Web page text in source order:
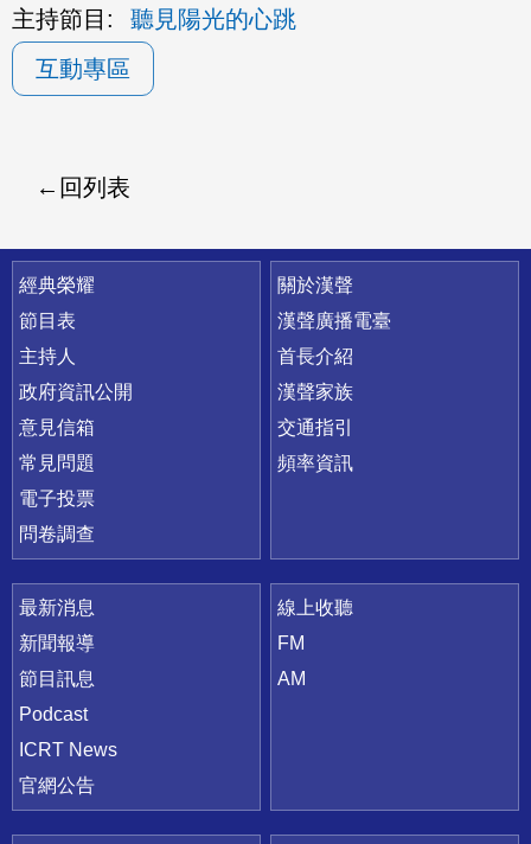
主持節目:
聽見陽光的心跳
互動專區
回列表
快速連結
經典榮耀
節目表
主持人
政府資訊公開
意見信箱
常見問題
電子投票
問卷調查
關於漢聲
漢聲廣播電臺
首長介紹
漢聲家族
交通指引
頻率資訊
最新消息
新聞報導
節目訊息
Podcast
ICRT News
官網公告
線上收聽
FM
AM